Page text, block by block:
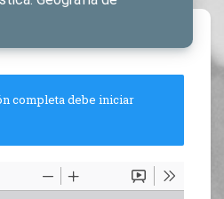
completa debe iniciar